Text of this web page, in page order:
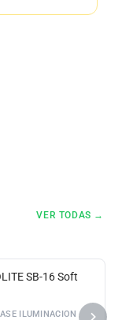
VER TODAS →
ILUMINACION